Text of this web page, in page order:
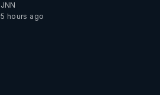
JNN
5 hours ago